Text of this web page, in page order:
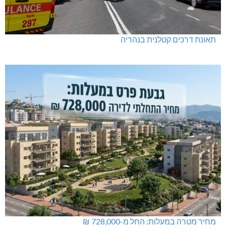
תאונת דרכים קטלנית בנהריה
מחיר מטרה במעלות: החל מ-728,000 ₪